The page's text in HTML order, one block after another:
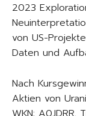
2023
von US-
Daten und
Nach
Aktien von